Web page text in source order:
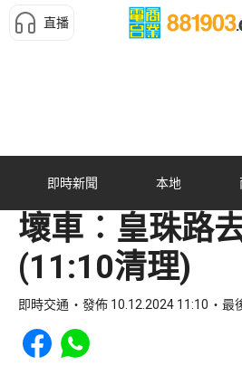
直播
即時新聞 本地
壞車︰皇珠路
(11:10清理)
即時交通 發佈 10.12.2024 11:10 最
Share to Facebook
Share to WhatsApp